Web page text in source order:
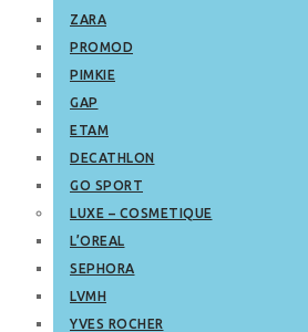
ZARA
PROMOD
PIMKIE
GAP
ETAM
DECATHLON
GO SPORT
LUXE – COSMETIQUE
L’OREAL
SEPHORA
LVMH
YVES ROCHER